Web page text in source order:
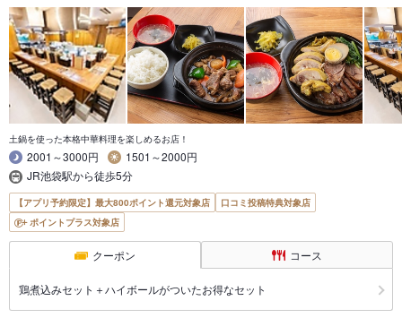
土鍋を使った本格中華料理を楽しめるお店！
2001～3000円
1501～2000円
JR池袋駅から徒歩5分
【アプリ予約限定】最大800ポイント還元対象店
口コミ投稿特典対象店
ポイントプラス対象店
クーポン コース
鶏煮込みセット＋ハイボールがついたお得なセット